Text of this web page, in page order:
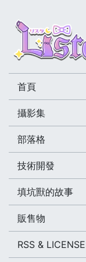
首頁
攝影集
部落格
技術開發
填坑獸的故事
販售物
RSS & LICENSE